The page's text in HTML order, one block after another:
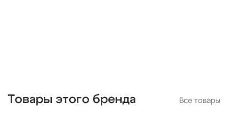
Товары этого бренда Все товары